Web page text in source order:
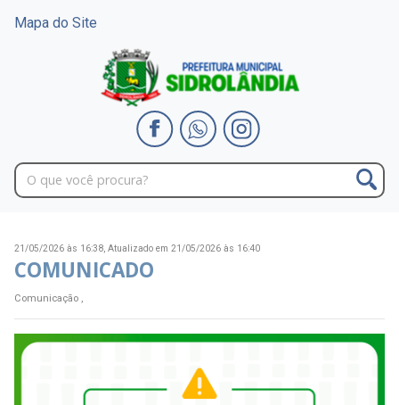
Mapa do Site
21/05/2026 às 16:38, Atualizado em 21/05/2026 às 16:40
COMUNICADO
Comunicação ,